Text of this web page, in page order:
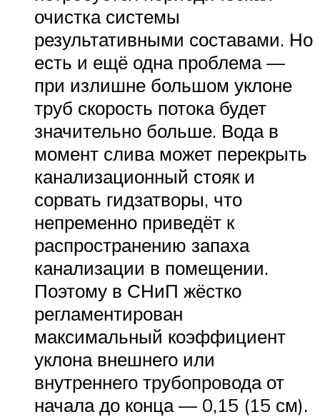
очистка системы
результативными составами. Но
есть и ещё одна проблема —
при излишне большом уклоне
труб скорость потока будет
значительно больше. Вода в
момент слива может перекрыть
канализационный стояк и
сорвать гидзатворы, что
непременно приведёт к
распространению запаха
канализации в помещении.
Поэтому в СНиП жёстко
регламентирован
максимальный коэффициент
уклона внешнего или
внутреннего трубопровода от
начала до конца — 0,15 (15 см).